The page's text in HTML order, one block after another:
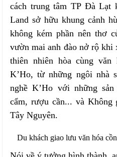
cách trung tâm TP Đà Lạt
Land sở hữu khung cảnh
không kém phần nên thơ
vườn mai anh đào nở rộ khi
thiên nhiên hòa cùng văn
K’Ho, từ những ngôi nhà
nghề K’Ho với những
cẩm, rượu cần... và Không
Tây Nguyên.
Du khách giao lưu văn hóa